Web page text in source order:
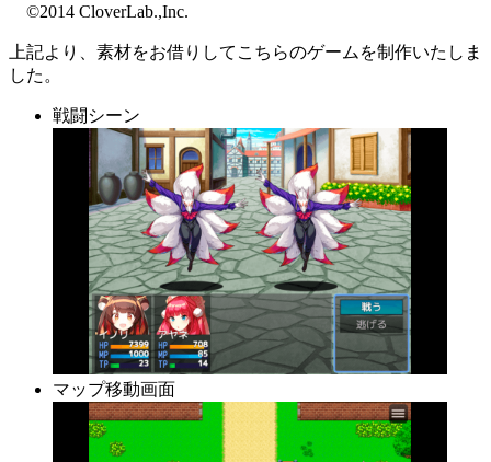
©2014 CloverLab.,Inc.
上記より、素材をお借りしてこちらのゲームを制作いたしま
した。
戦闘シーン
マップ移動画面